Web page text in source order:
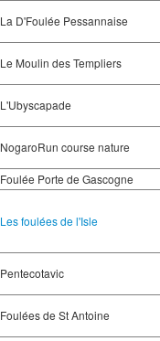
La D'Foulée Pessannaise
Le Moulin des Templiers
L'Ubyscapade
NogaroRun course nature
Foulée Porte de Gascogne
Les foulées de l'Isle
Pentecotavic
Foulées de St Antoine